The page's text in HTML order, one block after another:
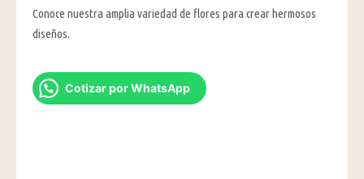
Conoce nuestra amplia variedad de flores para crear hermosos
diseños.
Cotizar por WhatsApp